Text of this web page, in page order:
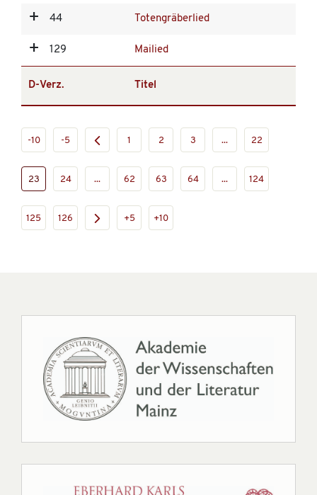
44 Totengräberlied
129 Mailied
D-Verz. Titel
-10 -5 1 2 3 ... 22
23 24 ... 62 63 64 ... 124
125 126 +5 +10